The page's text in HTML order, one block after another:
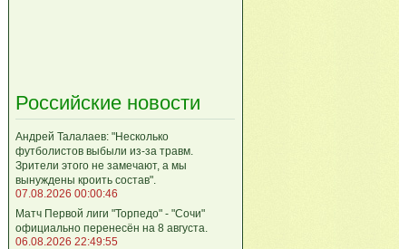
Российские новости
Андрей Талалаев: "Несколько
футболистов выбыли из-за травм.
Зрители этого не замечают, а мы
вынуждены кроить состав".
07.08.2026 00:00:46
Матч Первой лиги "Торпедо" - "Сочи"
официально перенесён на 8 августа.
06.08.2026 22:49:55